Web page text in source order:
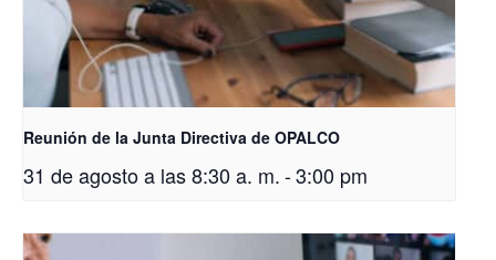
Reunión de la Junta Directiva de OPALCO
31 de agosto a las 8:30 a. m.-3:00 pm